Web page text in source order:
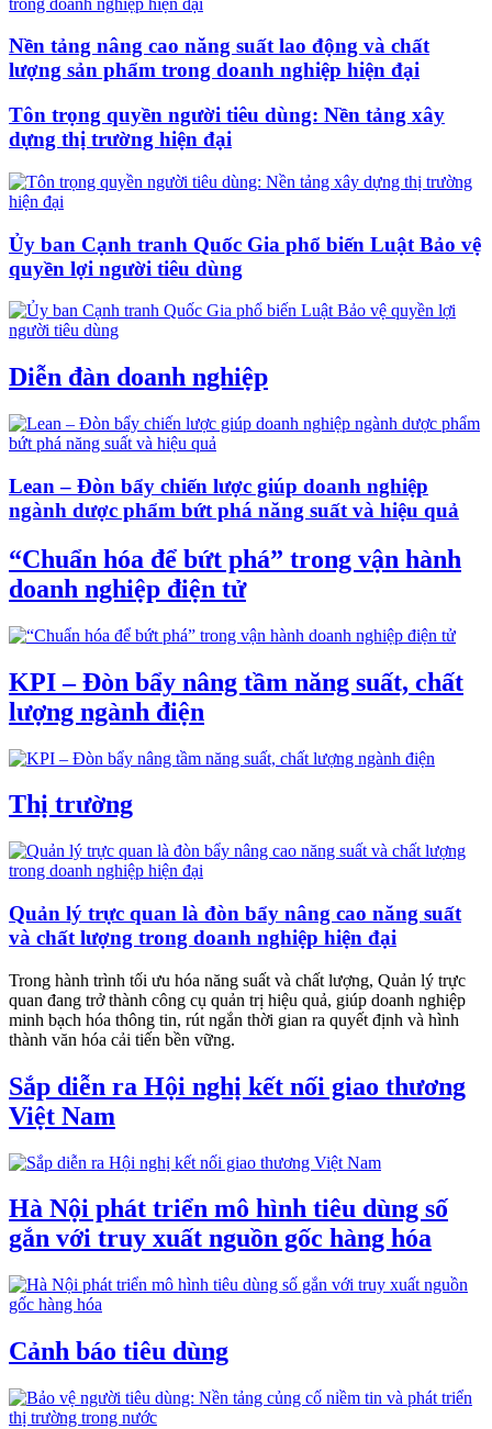
Nền tảng nâng cao năng suất lao động và chất
lượng sản phẩm trong doanh nghiệp hiện đại
Tôn trọng quyền người tiêu dùng: Nền tảng xây
dựng thị trường hiện đại
Ủy ban Cạnh tranh Quốc Gia phổ biến Luật Bảo vệ
quyền lợi người tiêu dùng
Diễn đàn doanh nghiệp
Lean – Đòn bẩy chiến lược giúp doanh nghiệp
ngành dược phẩm bứt phá năng suất và hiệu quả
“Chuẩn hóa để bứt phá” trong vận hành
doanh nghiệp điện tử
KPI – Đòn bẩy nâng tầm năng suất, chất
lượng ngành điện
Thị trường
Quản lý trực quan là đòn bẩy nâng cao năng suất
và chất lượng trong doanh nghiệp hiện đại
Trong hành trình tối ưu hóa năng suất và chất lượng, Quản lý trực
quan đang trở thành công cụ quản trị hiệu quả, giúp doanh nghiệp
minh bạch hóa thông tin, rút ngắn thời gian ra quyết định và hình
thành văn hóa cải tiến bền vững.
Sắp diễn ra Hội nghị kết nối giao thương
Việt Nam
Hà Nội phát triển mô hình tiêu dùng số
gắn với truy xuất nguồn gốc hàng hóa
Cảnh báo tiêu dùng